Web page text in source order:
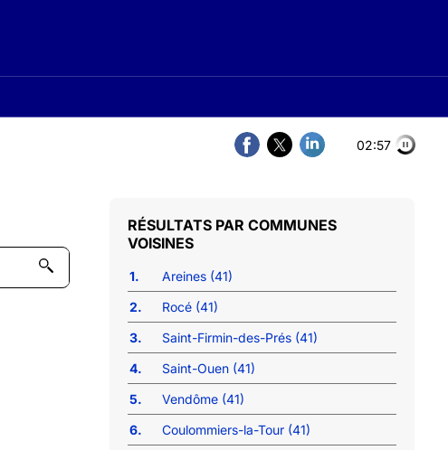
02:57
COMMUNES
VOISINES
1.
Areines (41)
2.
Rocé (41)
3.
Saint-Firmin-des-Prés (41)
4.
Saint-Ouen (41)
5.
Vendôme (41)
6.
Coulommiers-la-Tour (41)